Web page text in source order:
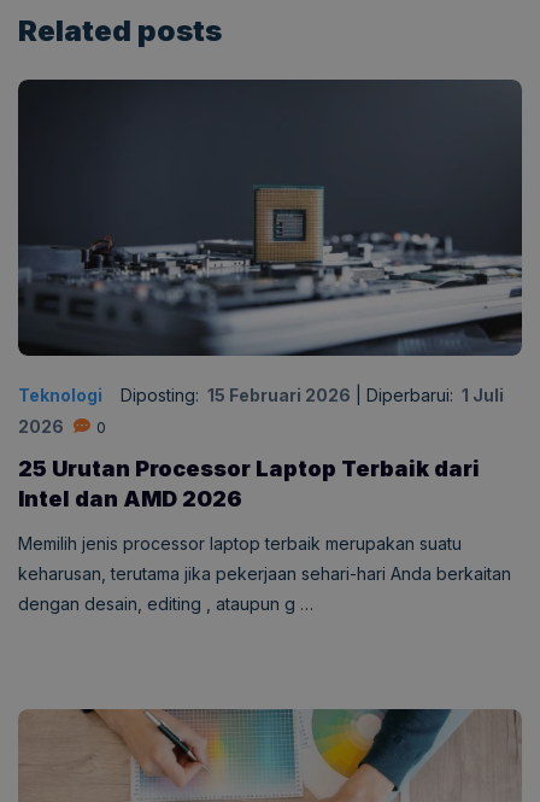
Related posts
Teknologi Diposting: 15 Februari 2026 Diperbarui: 1 Juli
2026
0
25 Urutan Processor Laptop Terbaik dari
Intel dan AMD 2026
Memilih jenis processor laptop terbaik merupakan suatu
keharusan, terutama jika pekerjaan sehari-hari Anda berkaitan
dengan desain, editing , ataupun g …